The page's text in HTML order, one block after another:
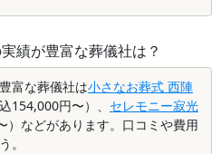
績が豊富な葬儀社は？
富な葬儀社は小さなお葬式 西陣
154,000円〜）、 セレモニー寂光
）などがあります。口コミや費用
。